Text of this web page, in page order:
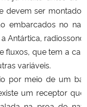
devem ser
embarcados no
Antártica,
que tem a
variáveis.
por meio de um
um receptor